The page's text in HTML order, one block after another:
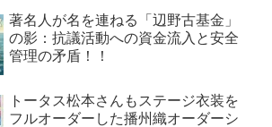
著名人が名を連ねる「辺野古基金」
の影：抗議活動への資金流入と安全
管理の矛盾！！
トータス松本さんもステージ衣装を
フルオーダーした播州織オーダーシ